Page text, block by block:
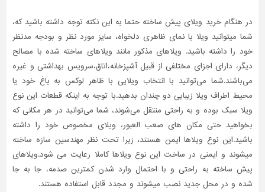
در هنگام خرید ویلای پیش ساخته حتما به این نکته توجه داشته باشید که،
شما میتوانید ویلا با نمای ظاهری دلخواه، سایز مورد نظر و بودجه مدنظر
خود را داشته باشید. ویلاهای مذکور مانند ویلاهای ساخته شده با مصالح
دیگر، دارای اجزای مختلفی از قبیل آشپزخانه،اتاق،سرویس بهداشتی و غیره
می‌باشند.شما می‌توانید با انتخاب ویلایی با ظاهر لوکس به باغ خود یا
محیط اطراف ویلا زیبایی دو چندان بدهید.با توجه به اینکه قطعات این نوع
ویلا سبک بوده و به راحتی منتقل می‌شوند، شما می‌توانید در هر مکانی که
بخواهید حتی مکان های صعب العبور، ویلای مخصوص خود را داشته
باشید.این نوع ویلاها ایمن هستند، زیرا تحت نظر مهندسین سازه ساخته
میشوند و ایمنی در ساخت این نوع ویلا‌ها کاملا رعایت می شود.ویلاهای
پیش ساخته به راحتی و با احتمال وارد شدن کمترین صدمه، جا به جا
شده و در محل جدید نصب میشوند و مجدد قابل استفاده هستند.